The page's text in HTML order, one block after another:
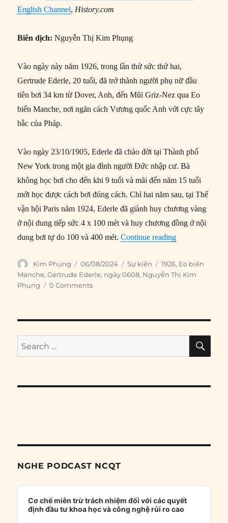
English Channel, History.com
Biên dịch: Nguyễn Thị Kim Phụng
Vào ngày này năm 1926, trong lần thử sức thứ hai,
Gertrude Ederle, 20 tuổi, đã trở thành người phụ nữ đầu
tiên bơi 34 km từ Dover, Anh, đến Mũi Griz-Nez qua Eo
biển Manche, nơi ngăn cách Vương quốc Anh với cực tây
bắc của Pháp.
Vào ngày 23/10/1905, Ederle đã chào đời tại Thành phố
New York trong một gia đình người Đức nhập cư. Bà
không học bơi cho đến khi 9 tuổi và mãi đến năm 15 tuổi
mới học được cách bơi đúng cách. Chỉ hai năm sau, tại Thế
vận hội Paris năm 1924, Ederle đã giành huy chương vàng
ở nội dung tiếp sức 4 x 100 mét và huy chương đồng ở nội
dung bơi tự do 100 và 400 mét.Continue reading“06/08/1926:
Author
Kim Phụng
Posted
on
06/08/2024 Categories
Sự kiện Tags
1926, Eo biển
Manche,Gertrude Ederle, ngày 0608, Nguyễn Thị Kim
Phụng
0 Comments
Search
for:
NGHE PODCAST NCQT
Audio
Player
Cơ chế miễn trừ trách nhiệm đối với các quyết
định đầu tư khoa học và công nghệ rủi ro cao